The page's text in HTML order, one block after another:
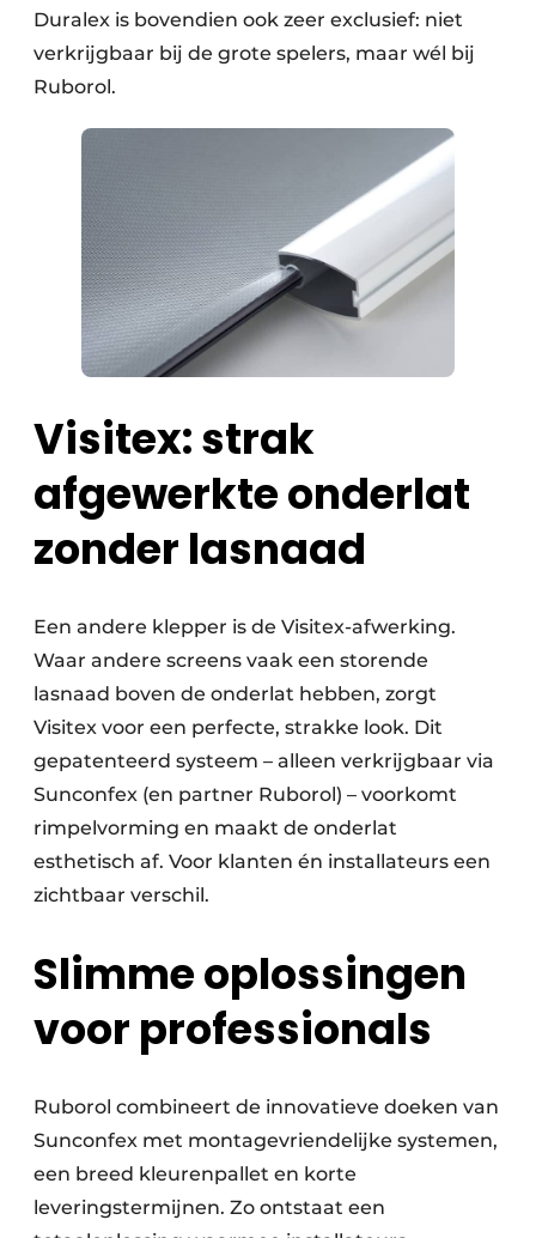
Duralex is bovendien ook zeer exclusief: niet
verkrijgbaar bij de grote spelers, maar wél bij
Ruborol.
Visitex: strak
afgewerkte onderlat
zonder lasnaad
Een andere klepper is de Visitex-afwerking.
Waar andere screens vaak een storende
lasnaad boven de onderlat hebben, zorgt
Visitex voor een perfecte, strakke look. Dit
gepatenteerd systeem – alleen verkrijgbaar via
Sunconfex (en partner Ruborol) – voorkomt
rimpelvorming en maakt de onderlat
esthetisch af. Voor klanten én installateurs een
zichtbaar verschil.
Slimme oplossingen
voor professionals
Ruborol combineert de innovatieve doeken van
Sunconfex met montagevriendelijke systemen,
een breed kleurenpallet en korte
leveringstermijnen. Zo ontstaat een